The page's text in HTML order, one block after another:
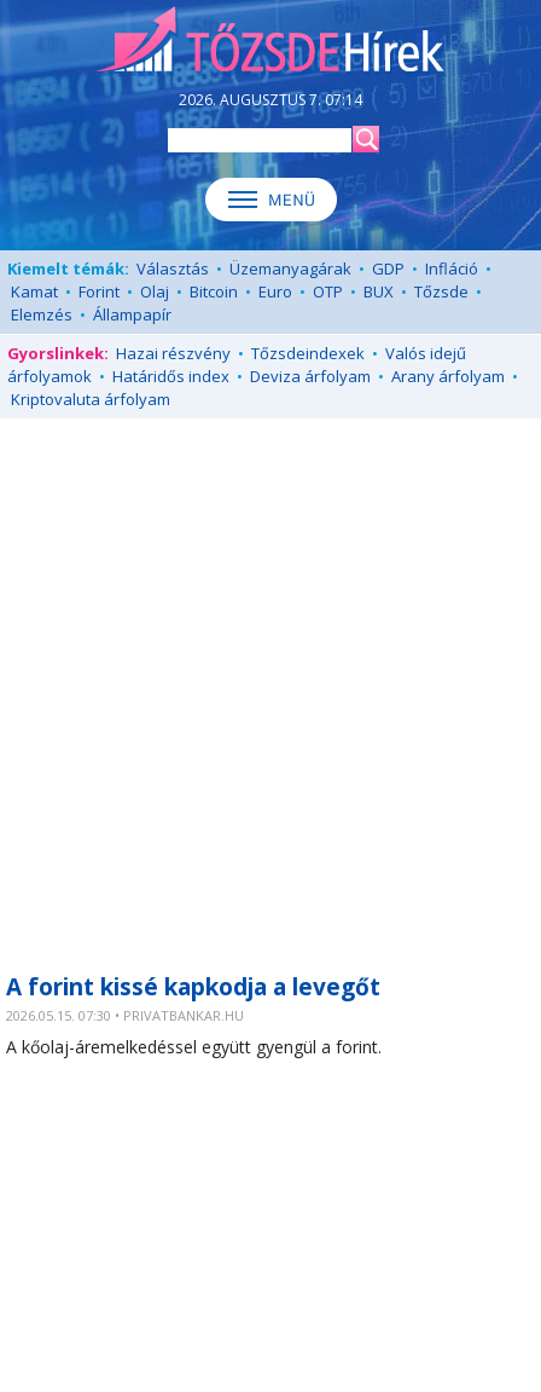
2026. AUGUSZTUS 7. 07:14
Kiemelt témák: Választás • Üzemanyagárak • GDP • Infláció •
Kamat • Forint • Olaj • Bitcoin • Euro • OTP • BUX • Tőzsde •
Elemzés • Állampapír
Gyorslinkek: Hazai részvény • Tőzsdeindexek • Valós idejű
árfolyamok • Határidős index • Deviza árfolyam • Arany árfolyam •
Kriptovaluta árfolyam
A forint kissé kapkodja a levegőt
2026.05.15. 07:30 • PRIVATBANKAR.HU
A kőolaj-áremelkedéssel együtt gyengül a forint.